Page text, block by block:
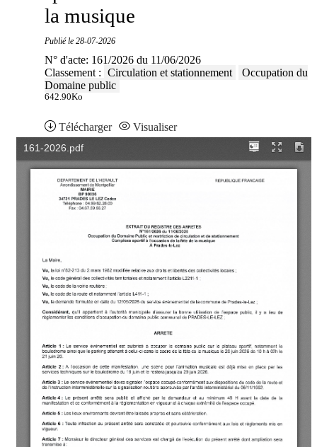
la musique
Publié le 28-07-2026
N° d'acte: 161/2026 du 11/06/2026
Classement : Circulation et stationnement
Occupation du
Domaine public
642.90Ko
Télécharger Visualiser